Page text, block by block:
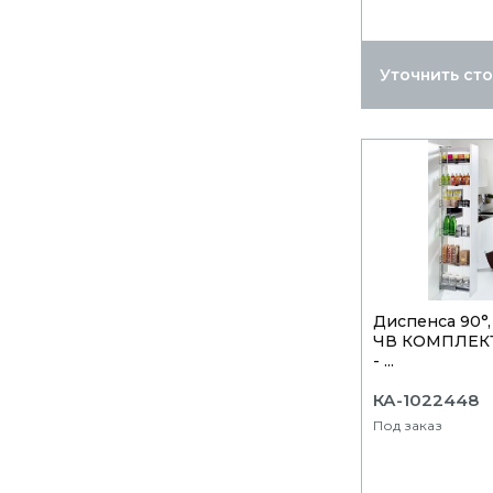
Уточнить
Диспенса
ЧВ
- ...
КА-1022448
Под заказ